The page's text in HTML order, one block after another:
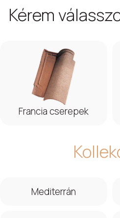
Kérem
Francia cserepek
Mediterrán